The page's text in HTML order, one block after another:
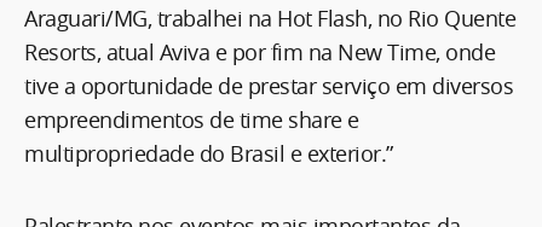
Araguari/MG, trabalhei na Hot Flash, no Rio Quente
Resorts, atual Aviva e por fim na New Time, onde
tive a oportunidade de prestar serviço em diversos
empreendimentos de time share e
multipropriedade do Brasil e exterior.”